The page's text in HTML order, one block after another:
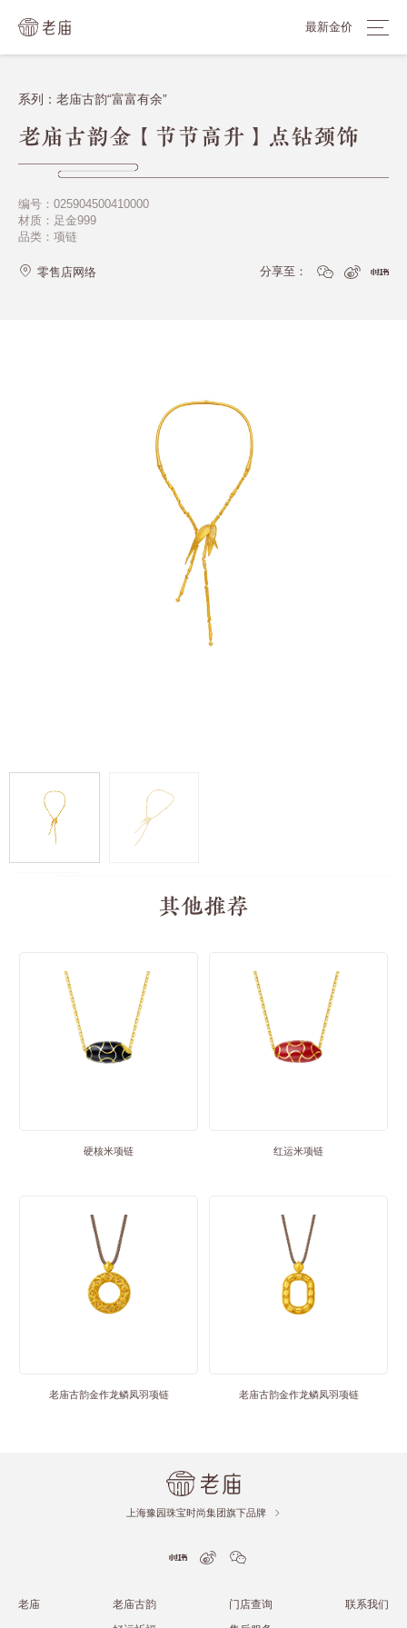
最新金价
系列：老庙古韵“富富有余”
老庙古韵金【节节高升】点钻颈饰
编号：025904500410000
材质：足金999
品类：项链
零售店网络 分享至：
其他推荐
硬核米项链 红运米项链
老庙古韵金作龙鳞凤羽项链 老庙古韵金作龙鳞凤羽项链
上海豫园珠宝时尚集团旗下品牌
老庙
老庙古韵
门店查询
联系我们